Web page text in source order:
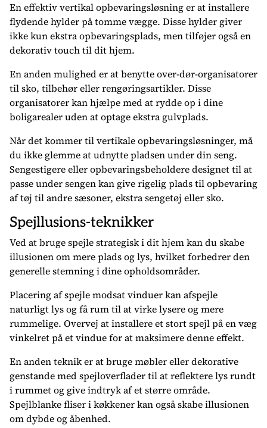
En effektiv vertikal opbevaringsløsning er at installere
flydende hylder på tomme vægge. Disse hylder giver
ikke kun ekstra opbevaringsplads, men tilføjer også en
dekorativ touch til dit hjem.
En anden mulighed er at benytte over-dør-organisatorer
til sko, tilbehør eller rengøringsartikler. Disse
organisatorer kan hjælpe med at rydde op i dine
boligarealer uden at optage ekstra gulvplads.
Når det kommer til vertikale opbevaringsløsninger, må
du ikke glemme at udnytte pladsen under din seng.
Sengestigere eller opbevaringsbeholdere designet til at
passe under sengen kan give rigelig plads til opbevaring
af tøj til andre sæsoner, ekstra sengetøj eller sko.
Spejllusions-teknikker
Ved at bruge spejle strategisk i dit hjem kan du skabe
illusionen om mere plads og lys, hvilket forbedrer den
generelle stemning i dine opholdsområder.
Placering af spejle modsat vinduer kan afspejle
naturligt lys og få rum til at virke lysere og mere
rummelige. Overvej at installere et stort spejl på en væg
vinkelret på et vindue for at maksimere denne effekt.
En anden teknik er at bruge møbler eller dekorative
genstande med spejloverflader til at reflektere lys rundt
i rummet og give indtryk af et større område.
Spejlblanke fliser i køkkener kan også skabe illusionen
om dybde og åbenhed.